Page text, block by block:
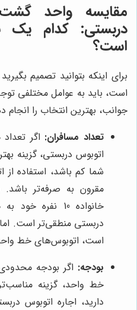
مقایسه واحد گشت
دربستی: کدام یک
است؟
برای اینکه بتوانید تصمیم
است، باید به عوامل مختلفی
جوانب، بهترین انتخاب را انجام
تعداد مسافران: اگر
اتوبوس دربستی، گزینه
شما کم باشد، استفاده
مقرون به صرفه‌تر باشد.
خانواده 10
دربستی منطقی‌تر است. اما
است، اتوبوس‌های خط
بودجه: اگر بودجه
خط واحد، گزینه
دارید، اجاره اتوبوس